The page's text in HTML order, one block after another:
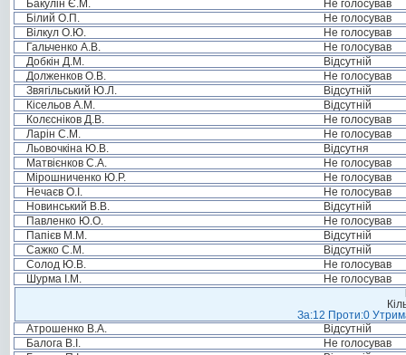
Бакулін Є.М.
Не голосував
Білий О.П.
Не голосував
Вілкул О.Ю.
Не голосував
Гальченко А.В.
Не голосував
Добкін Д.М.
Відсутній
Долженков О.В.
Не голосував
Звягільський Ю.Л.
Відсутній
Кісельов А.М.
Відсутній
Колєсніков Д.В.
Не голосував
Ларін С.М.
Не голосував
Льовочкіна Ю.В.
Відсутня
Матвієнков С.А.
Не голосував
Мірошниченко Ю.Р.
Не голосував
Нечаєв О.І.
Не голосував
Новинський В.В.
Відсутній
Павленко Ю.О.
Не голосував
Папієв М.М.
Відсутній
Сажко С.М.
Відсутній
Солод Ю.В.
Не голосував
Шурма І.М.
Не голосував
За:12 Проти:0
Атрошенко В.А.
Відсутній
Балога В.І.
Не голосував